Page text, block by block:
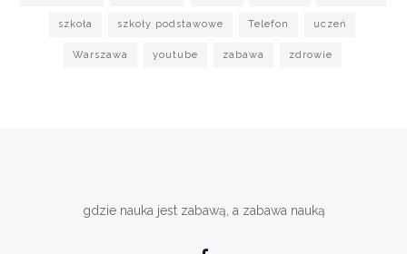
szkoła szkoły podstawowe Telefon uczeń
Warszawa youtube zabawa zdrowie
gdzie nauka jest zabawą, a zabawa nauką